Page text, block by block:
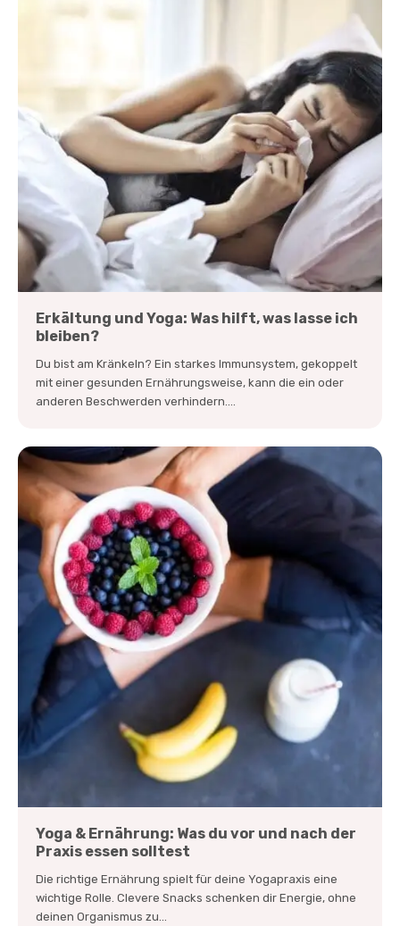
Erkältung und Yoga: Was hilft, was lasse ich
bleiben?
Du bist am Kränkeln? Ein starkes Immunsystem, gekoppelt
mit einer gesunden Ernährungsweise, kann die ein oder
anderen Beschwerden verhindern....
Yoga & Ernährung: Was du vor und nach der
Praxis essen solltest
Die richtige Ernährung spielt für deine Yogapraxis eine
wichtige Rolle. Clevere Snacks schenken dir Energie, ohne
deinen Organismus zu...